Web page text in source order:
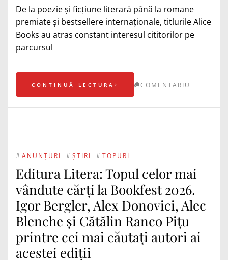
De la poezie și ficțiune literară până la romane
premiate și bestsellere internaționale, titlurile Alice
Books au atras constant interesul cititorilor pe
parcursul
CONTINUĂ LECTURA COMENTARIU
# ANUNȚURI # ȘTIRI # TOPURI
Editura Litera: Topul celor mai
vândute cărți la Bookfest 2026.
Igor Bergler, Alex Donovici, Alec
Blenche și Cătălin Ranco Pițu
printre cei mai căutați autori ai
acestei ediții